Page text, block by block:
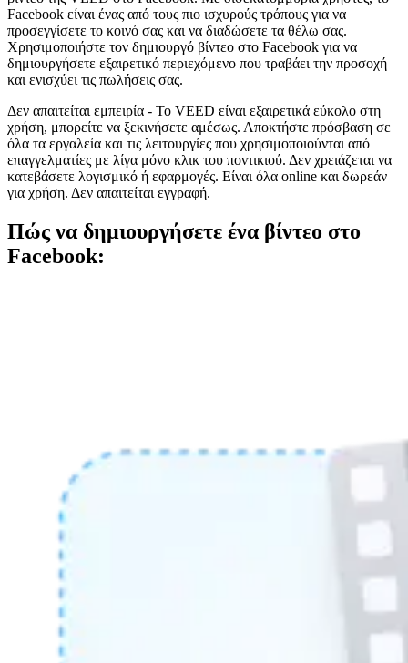
Facebook είναι ένας από τους πιο ισχυρούς τρόπους για να
προσεγγίσετε το κοινό σας και να διαδώσετε τα θέλω σας.
Χρησιμοποιήστε τον δημιουργό βίντεο στο Facebook για να
δημιουργήσετε εξαιρετικό περιεχόμενο που τραβάει την προσοχή
και ενισχύει τις πωλήσεις σας.
Δεν απαιτείται εμπειρία - Το VEED είναι εξαιρετικά εύκολο στη
χρήση, μπορείτε να ξεκινήσετε αμέσως. Αποκτήστε πρόσβαση σε
όλα τα εργαλεία και τις λειτουργίες που χρησιμοποιούνται από
επαγγελματίες με λίγα μόνο κλικ του ποντικιού. Δεν χρειάζεται να
κατεβάσετε λογισμικό ή εφαρμογές. Είναι όλα online και δωρεάν
για χρήση. Δεν απαιτείται εγγραφή.
Πώς να δημιουργήσετε ένα βίντεο στο
Facebook: